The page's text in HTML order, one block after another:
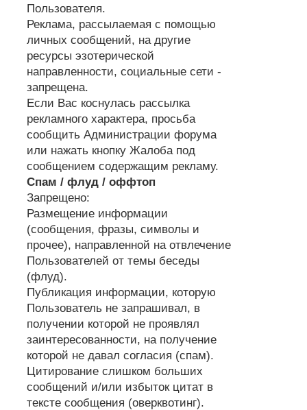
Пользователя.
Реклама, рассылаемая с помощью
личных сообщений, на другие
ресурсы эзотерической
направленности, социальные сети -
запрещена.
Если Вас коснулась рассылка
рекламного характера, просьба
сообщить Администрации форума
или нажать кнопку Жалоба под
сообщением содержащим рекламу.
Спам / флуд / оффтоп
Запрещено:
Размещение информации
(сообщения, фразы, символы и
прочее), направленной на отвлечение
Пользователей от темы беседы
(флуд).
Публикация информации, которую
Пользователь не запрашивал, в
получении которой не проявлял
заинтересованности, на получение
которой не давал согласия (спам).
Цитирование слишком больших
сообщений и/или избыток цитат в
тексте сообщения (оверквотинг).